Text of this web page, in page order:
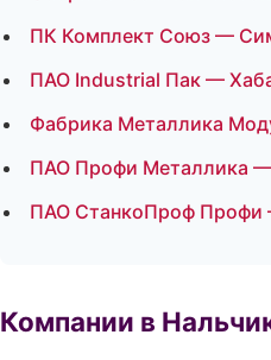
ПК Комплект Союз —
ПАО Industrial Пак —
Фабрика Металлика
ПАО Профи Металлика
ПАО СтанкоПроф Профи
Компании в